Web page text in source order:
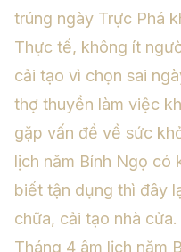
trúng ngày Trực Phá
Thực tế, không ít
cải tạo vì chọn sai
thợ thuyền làm việc
gặp vấn đề về sức
lịch năm Bính Ngọ có
biết tận dụng thì đây
chữa, cải tạo nhà cửa.
Tháng 4 âm lịch năm